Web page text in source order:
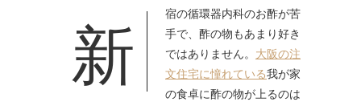
新宿の循環器内科のお酢が苦
手で、酢の物もあまり好き
ではありません。 大阪の注
文住宅に憧れている我が家
の食卓に酢の物が上るのは